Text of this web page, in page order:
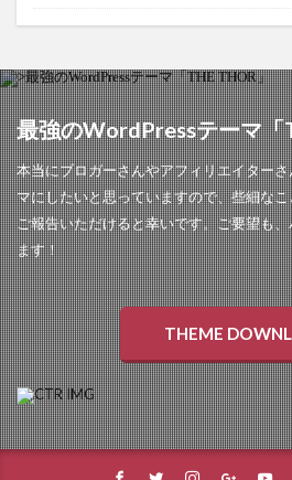
最強のWordPressテーマ「
本当にブロガーさんやアフィリエイター
マにしたいと思っていますので、些細な
ご報告いただけると幸いです。ご要望も
ます！
THEME